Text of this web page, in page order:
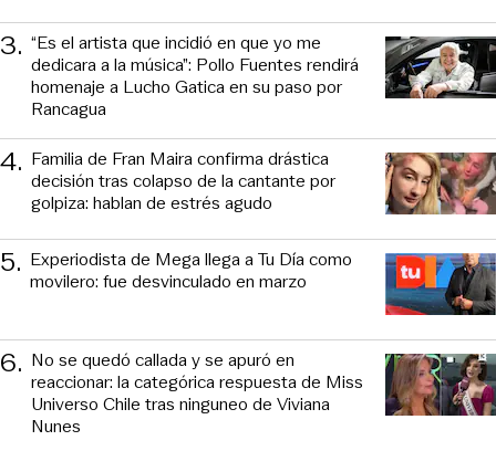
3. “Es el artista que incidió en que yo me
dedicara a la música”: Pollo Fuentes rendirá
homenaje a Lucho Gatica en su paso por
Rancagua
4. Familia de Fran Maira confirma drástica
decisión tras colapso de la cantante por
golpiza: hablan de estrés agudo
5. Experiodista de Mega llega a Tu Día como
movilero: fue desvinculado en marzo
6. No se quedó callada y se apuró en
reaccionar: la categórica respuesta de Miss
Universo Chile tras ninguneo de Viviana
Nunes